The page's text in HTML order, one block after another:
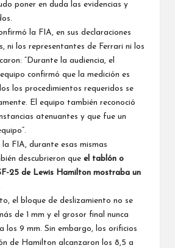
poner en duda las evidencias y
la FIA, en sus declaraciones
ni los representantes de Ferrari ni los
“Durante la audiencia, el
confirmó que la medición es
los procedimientos requeridos se
El equipo también reconoció
atenuantes y que fue un
la FIA, durante esas mismas
descubrieron que el tablón o
25 de Lewis Hamilton mostraba un
el bloque de deslizamiento no se
de 1 mm y el grosor final nunca
los 9 mm. Sin embargo, los orificios
de Hamilton alcanzaron los 8,5 a